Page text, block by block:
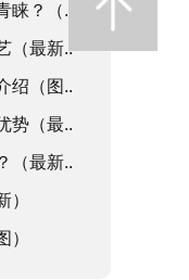
睐？（..
（最新..
绍（图..
势（最..
（最新..
）
）